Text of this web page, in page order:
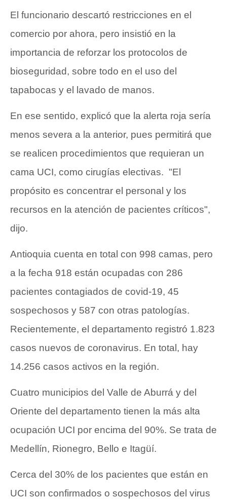
El funcionario descartó restricciones en el
comercio por ahora, pero insistió en la
importancia de reforzar los protocolos de
bioseguridad, sobre todo en el uso del
tapabocas y el lavado de manos.
En ese sentido, explicó que la alerta roja sería
menos severa a la anterior, pues permitirá que
se realicen procedimientos que requieran un
cama UCI, como cirugías electivas. "El
propósito es concentrar el personal y los
recursos en la atención de pacientes críticos",
dijo.
Antioquia cuenta en total con 998 camas, pero
a la fecha 918 están ocupadas con 286
pacientes contagiados de covid-19, 45
sospechosos y 587 con otras patologías.
Recientemente, el departamento registró 1.823
casos nuevos de coronavirus. En total, hay
14.256 casos activos en la región.
Cuatro municipios del Valle de Aburrá y del
Oriente del departamento tienen la más alta
ocupación UCI por encima del 90%. Se trata de
Medellín, Rionegro, Bello e Itagüí.
Cerca del 30% de los pacientes que están en
UCI son confirmados o sospechosos del virus